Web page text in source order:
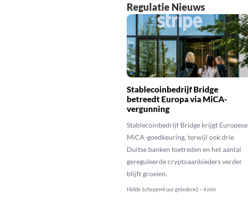
Regulatie Nieuws
Stablecoinbedrijf Bridge
betreedt Europa via MiCA-
vergunning
Stablecoinbedrijf Bridge krijgt Europese
MiCA-goedkeuring, terwijl ook drie
Duitse banken toetreden en het aantal
gereguleerde cryptoaanbieders verder
blijft groeien.
Hidde Scheper 4 uur geleden 2 – 4 min